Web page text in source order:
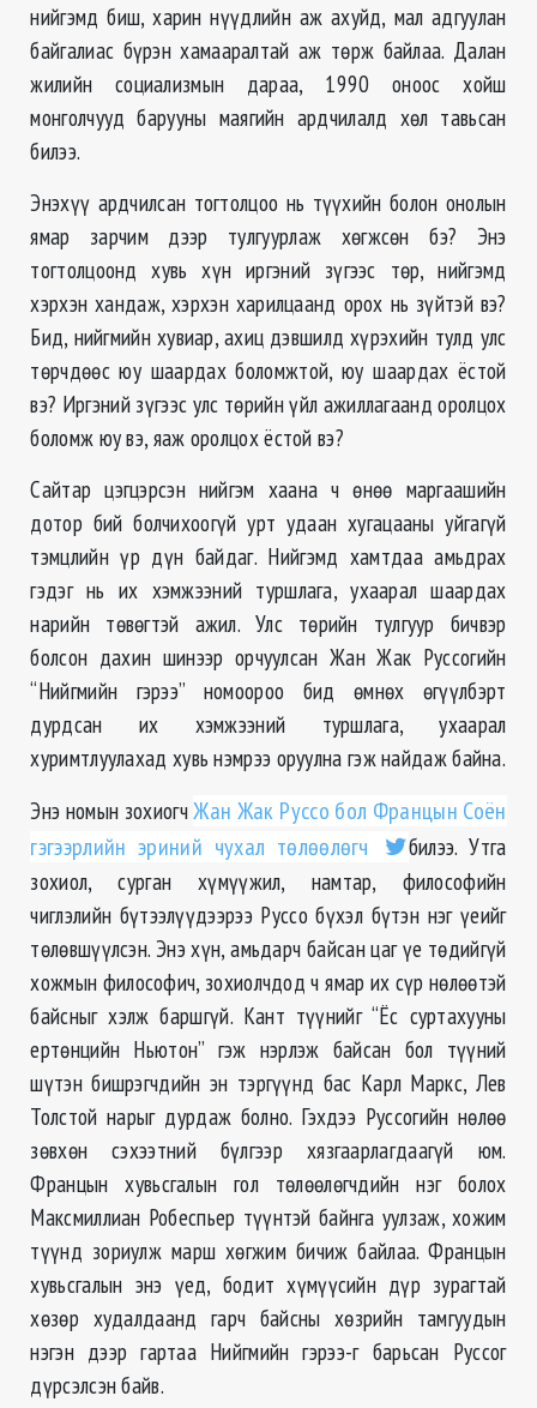
нийгэмд биш, харин нүүдлийн аж ахуйд, мал адгуулан
байгалиас бүрэн хамааралтай аж төрж байлаа. Далан
жилийн социализмын дараа, 1990 оноос хойш
монголчууд барууны маягийн ардчилалд хөл тавьсан
билээ.
Энэхүү ардчилсан тогтолцоо нь түүхийн болон онолын
ямар зарчим дээр тулгуурлаж хөгжсөн бэ? Энэ
тогтолцоонд хувь хүн иргэний зүгээс төр, нийгэмд
хэрхэн хандаж, хэрхэн харилцаанд орох нь зүйтэй вэ?
Бид, нийгмийн хувиар, ахиц дэвшилд хүрэхийн тулд улс
төрчдөөс юу шаардах боломжтой, юу шаардах ёстой
вэ? Иргэний зүгээс улс төрийн үйл ажиллагаанд оролцох
боломж юу вэ, яаж оролцох ёстой вэ?
Сайтар цэгцэрсэн нийгэм хаана ч өнөө маргаашийн
дотор бий болчихоогүй урт удаан хугацааны уйгагүй
тэмцлийн үр дүн байдаг. Нийгэмд хамтдаа амьдрах
гэдэг нь их хэмжээний туршлага, ухаарал шаардах
нарийн төвөгтэй ажил. Улс төрийн тулгуур бичвэр
болсон дахин шинээр орчуулсан Жан Жак Руссогийн
“Нийгмийн гэрээ” номоороо бид өмнөх өгүүлбэрт
дурдсан их хэмжээний туршлага, ухаарал
хуримтлуулахад хувь нэмрээ оруулна гэж найдаж байна.
Энэ номын зохиогчЖан Жак Руссо бол Францын Соён
гэгээрлийн эриний чухал төлөөлөгч
билээ. Утга
зохиол, сурган хүмүүжил, намтар, философийн
чиглэлийн бүтээлүүдээрээ Руссо бүхэл бүтэн нэг үеийг
төлөвшүүлсэн. Энэ хүн, амьдарч байсан цаг үе төдийгүй
хожмын философич, зохиолчдод ч ямар их сүр нөлөөтэй
байсныг хэлж баршгүй. Кант түүнийг “Ёс суртахууны
ертөнцийн Ньютон” гэж нэрлэж байсан бол түүний
шүтэн бишрэгчдийн эн тэргүүнд бас Карл Маркс, Лев
Толстой нарыг дурдаж болно. Гэхдээ Руссогийн нөлөө
зөвхөн сэхээтний бүлгээр хязгаарлагдаагүй юм.
Францын хувьсгалын гол төлөөлөгчдийн нэг болох
Максмиллиан Робеспьер түүнтэй байнга уулзаж, хожим
түүнд зориулж марш хөгжим бичиж байлаа. Францын
хувьсгалын энэ үед, бодит хүмүүсийн дүр зурагтай
хөзөр худалдаанд гарч байсны хөзрийн тамгуудын
нэгэн дээр гартаа Нийгмийн гэрээ-г барьсан Руссог
дүрсэлсэн байв.